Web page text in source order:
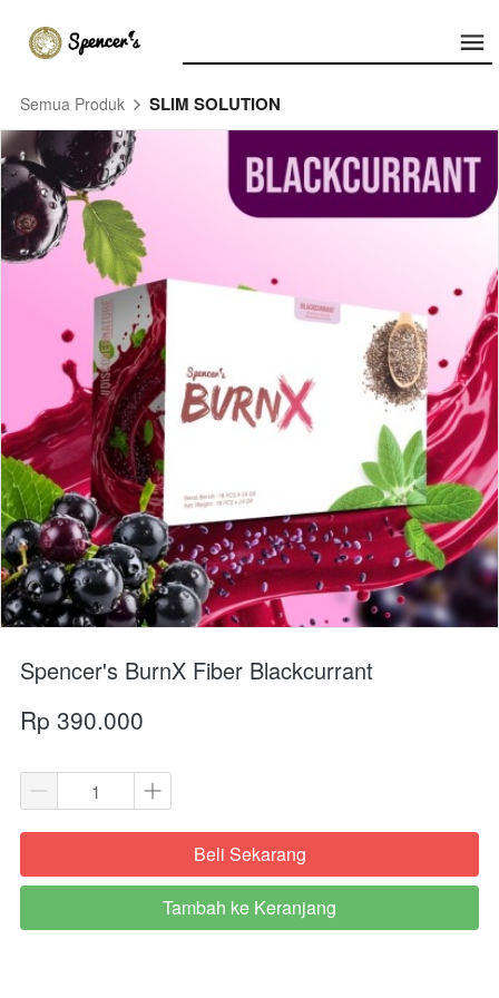
Semua Produk SLIM SOLUTION
Spencer's BurnX Fiber Blackcurrant
Rp 390.000
`Beli Sekarang
`
Tambah ke Keranjang